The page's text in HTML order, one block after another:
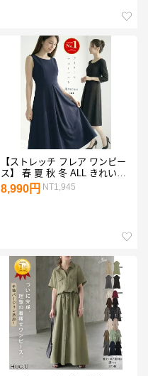
綿麻 リネン ゆったり きれいめ
低身長 春夏 30代 40代 50代 黒
【ストレッチ フレア ワンピー
ス】 春 夏 秋 冬 ALL きれいめ
キレイめ 上品 シンプル フォー
マル 入学式 入園式 卒業式 卒
縮 体系カバー レディース レジ
8,990円 NT1,945